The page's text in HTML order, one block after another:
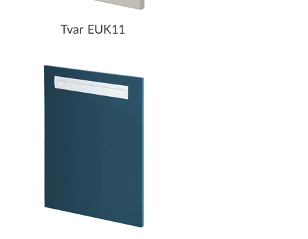
Tvar EUK11